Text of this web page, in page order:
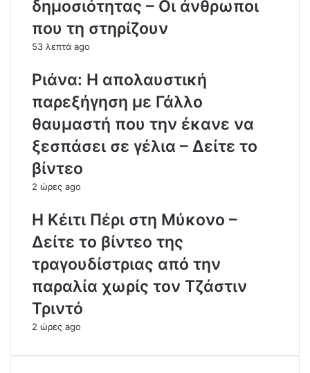
δημοσιότητας – Οι άνθρωποι
που τη στηρίζουν
53 λεπτά ago
Ριάνα: Η απολαυστική
παρεξήγηση με Γάλλο
θαυμαστή που την έκανε να
ξεσπάσει σε γέλια – Δείτε το
βίντεο
2 ώρες ago
H Κέιτι Πέρι στη Μύκονο –
Δείτε το βίντεο της
τραγουδίστριας από την
παραλία χωρίς τον Τζάστιν
Τριντό
2 ώρες ago